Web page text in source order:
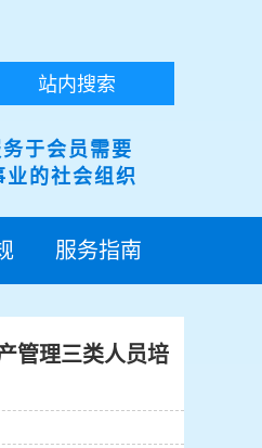
站内搜索
于会员需要
的社会组织
服务指南
管理三类人员培